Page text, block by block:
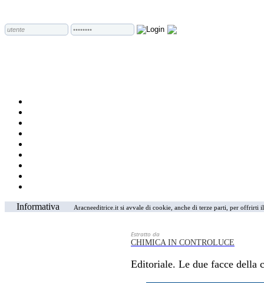
Informativa Aracneeditrice.it si avvale di cookie, anche di terze parti, per
Estratto da
CHIMICA IN CONTROLUCE
Editoriale. Le due facce della